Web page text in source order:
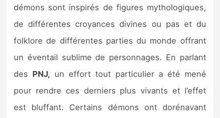
démons sont inspirés de figures mythologiques,
de différentes croyances divines ou pas et du
folklore de différentes parties du monde offrant
un éventail sublime de personnages. En parlant
des PNJ, un effort tout particulier a été mené
pour rendre ces derniers plus vivants et l’effet
est bluffant. Certains démons ont dorénavant